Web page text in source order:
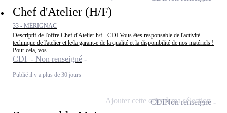
Chef d'Atelier (H/F)
33 - MÉRIGNAC
Descriptif de l'offre Chef d'Atelier h/f - CDI Vous êtes responsable de l'activité
technique de l'atelier et le/la garant-e de la qualité et la disponibilité de nos matériels !
Pour cela, vos...
CDI - Non renseigné
Publié il y a plus de 30 jours
CDINon renseigné
Ajouter cette offre à ma sélection